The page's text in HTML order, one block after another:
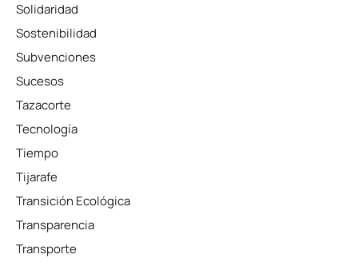
Solidaridad
Sostenibilidad
Subvenciones
Sucesos
Tazacorte
Tecnología
Tiempo
Tijarafe
Transición Ecológica
Transparencia
Transporte